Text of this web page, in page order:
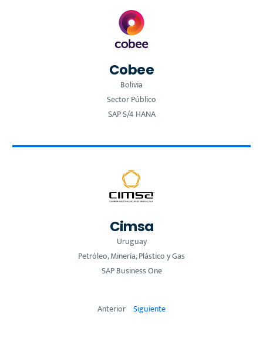
Cobee
Bolivia
Sector Público
SAP S/4 HANA
Cimsa
Uruguay
Petróleo, Minería, Plástico y Gas
SAP Business One
Anterior Siguiente